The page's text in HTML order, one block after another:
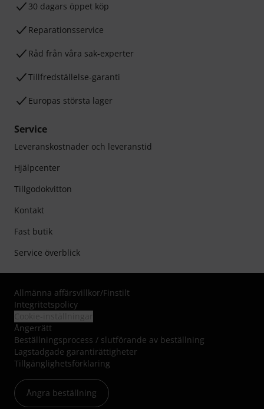
30 dagars öppet köp
Reparationsservice
Råd från våra sak-experter
Tillfredställelse-garanti
Europas största lager
Service
Leveranskostnader och leveranstid
Hjälpcenter
Tillgodokvitton
Kontakt
Fast butik
Service överblick
Allmänna affärsvillkor/Finstilt
Integritetspolicy
Ångerrätt
Beställningsprocess / slutförande av beställning
Lagstadgade garantirättigheter
Tillgänglighetsförklaring
Ångra beställning